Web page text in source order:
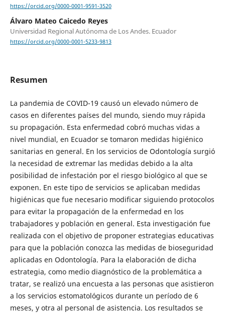
https://orcid.org/0000-0001-9591-3520
Álvaro Mateo Caicedo Reyes
Universidad Regional Autónoma de Los Andes. Ecuador
https://orcid.org/0000-0001-5233-9813
Resumen
La pandemia de COVID-19 causó un elevado número de
casos en diferentes países del mundo, siendo muy rápida
su propagación. Esta enfermedad cobró muchas vidas a
nivel mundial, en Ecuador se tomaron medidas higiénico
sanitarias en general. En los servicios de Odontología surgió
la necesidad de extremar las medidas debido a la alta
posibilidad de infestación por el riesgo biológico al que se
exponen. En este tipo de servicios se aplicaban medidas
higiénicas que fue necesario modificar siguiendo protocolos
para evitar la propagación de la enfermedad en los
trabajadores y población en general. Esta investigación fue
realizada con el objetivo de proponer estrategias educativas
para que la población conozca las medidas de bioseguridad
aplicadas en Odontología. Para la elaboración de dicha
estrategia, como medio diagnóstico de la problemática a
tratar, se realizó una encuesta a las personas que asistieron
a los servicios estomatológicos durante un período de 6
meses, y otra al personal de asistencia. Los resultados se